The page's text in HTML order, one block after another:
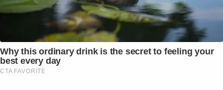
Why this ordinary drink is the secret to feeling your
best every day
CTA FAVORITE